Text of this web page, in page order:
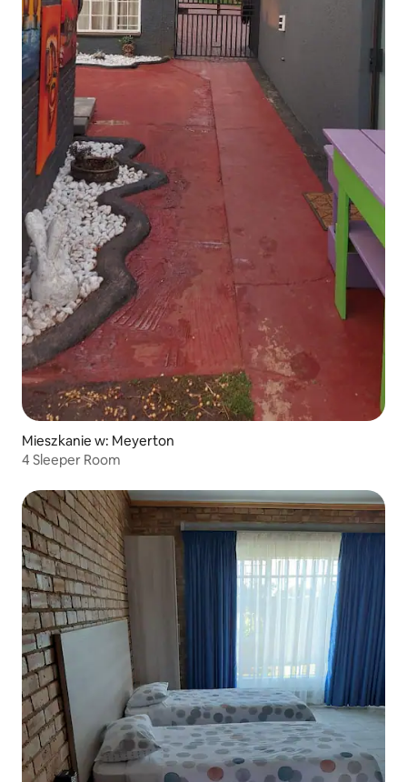
Mieszkanie w: Meyerton
4 Sleeper Room